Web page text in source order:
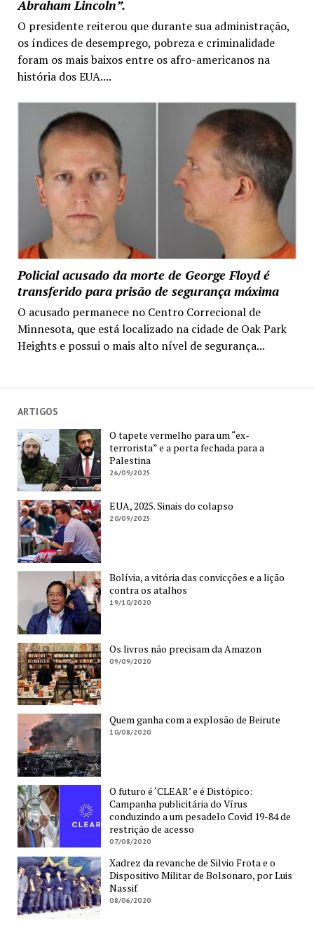
Abraham Lincoln”.
O presidente reiterou que durante sua administração,
os índices de desemprego, pobreza e criminalidade
foram os mais baixos entre os afro-americanos na
história dos EUA....
Policial acusado da morte de George Floyd é
transferido para prisão de segurança máxima
O acusado permanece no Centro Correcional de
Minnesota, que está localizado na cidade de Oak Park
Heights e possui o mais alto nível de segurança...
ARTIGOS
O tapete vermelho para um “ex-
terrorista” e a porta fechada para a
Palestina
26/09/2025
EUA, 2025. Sinais do colapso
20/09/2025
Bolívia, a vitória das convicções e a lição
contra os atalhos
19/10/2020
Os livros não precisam da Amazon
09/09/2020
Quem ganha com a explosão de Beirute
10/08/2020
O futuro é ‘CLEAR’ e é Distópico:
Campanha publicitária do Vírus
conduzindo a um pesadelo Covid 19-84 de
restrição de acesso
07/08/2020
Xadrez da revanche de Silvio Frota e o
Dispositivo Militar de Bolsonaro, por Luis
Nassif
08/06/2020